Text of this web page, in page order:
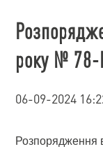
року №
06-09-2024
Розпорядження